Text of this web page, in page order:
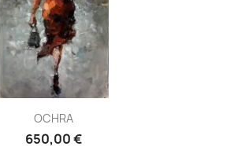
OCHRA
650,00 €